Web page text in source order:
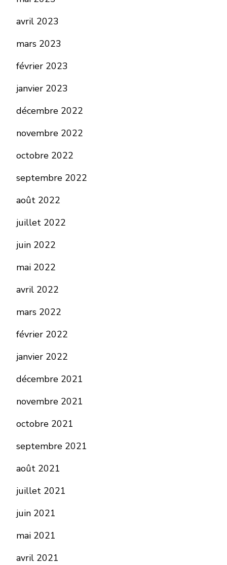
avril 2023
mars 2023
février 2023
janvier 2023
décembre 2022
novembre 2022
octobre 2022
septembre 2022
août 2022
juillet 2022
juin 2022
mai 2022
avril 2022
mars 2022
février 2022
janvier 2022
décembre 2021
novembre 2021
octobre 2021
septembre 2021
août 2021
juillet 2021
juin 2021
mai 2021
avril 2021